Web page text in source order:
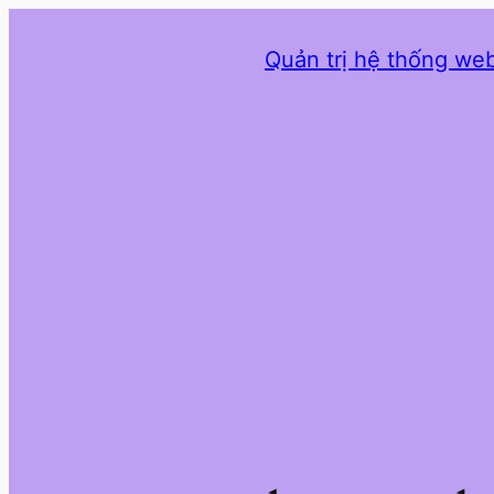
Quản trị hệ thống